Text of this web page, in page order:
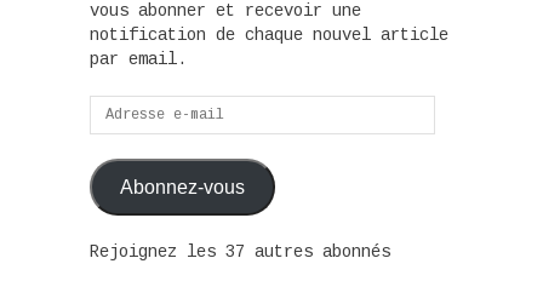
vous abonner et recevoir une
notification de chaque nouvel article
par email.
Adresse
e-
mail
Abonnez-vous
Rejoignez les 37 autres abonnés